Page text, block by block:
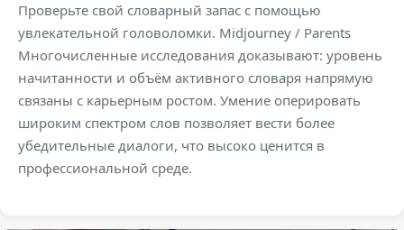
Проверьте свой словарный запас с помощью
увлекательной головоломки. Midjourney / Parents
Многочисленные исследования доказывают: уровень
начитанности и объём активного словаря напрямую
связаны с карьерным ростом. Умение оперировать
широким спектром слов позволяет вести более
убедительные диалоги, что высоко ценится в
профессиональной среде.